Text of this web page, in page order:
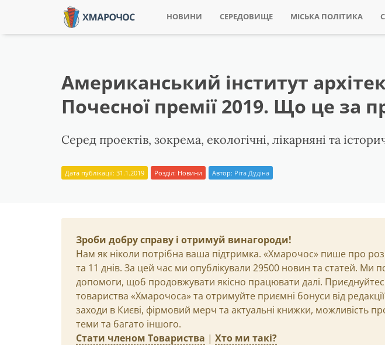
НОВИНИ СЕРЕДОВИЩЕ МІСЬКА ПОЛІТИКА
Американський інститут
Почесної премії 2019. Що це за
Серед проектів, зокрема, екологічні, лікарняні та
Дата публікації: 31.1.2019 Розділ: Новини Автор: Ріта Дудіна
Зроби добру справу і отримуй винагороди!
Нам як ніколи потрібна ваша підтримка. «Хмарочос» пише про
та 11 днів. За цей час ми опублікували 29500 новин та статей. Ми
допомоги, щоб продовжувати якісно працювати далі.
товариства «Хмарочоса» та отримуйте приємні бонуси від
заходи в Києві, фірмовий мерч та актуальні книжки, можливість
теми та багато іншого.
Стати членом Товариства | Хто ми такі?